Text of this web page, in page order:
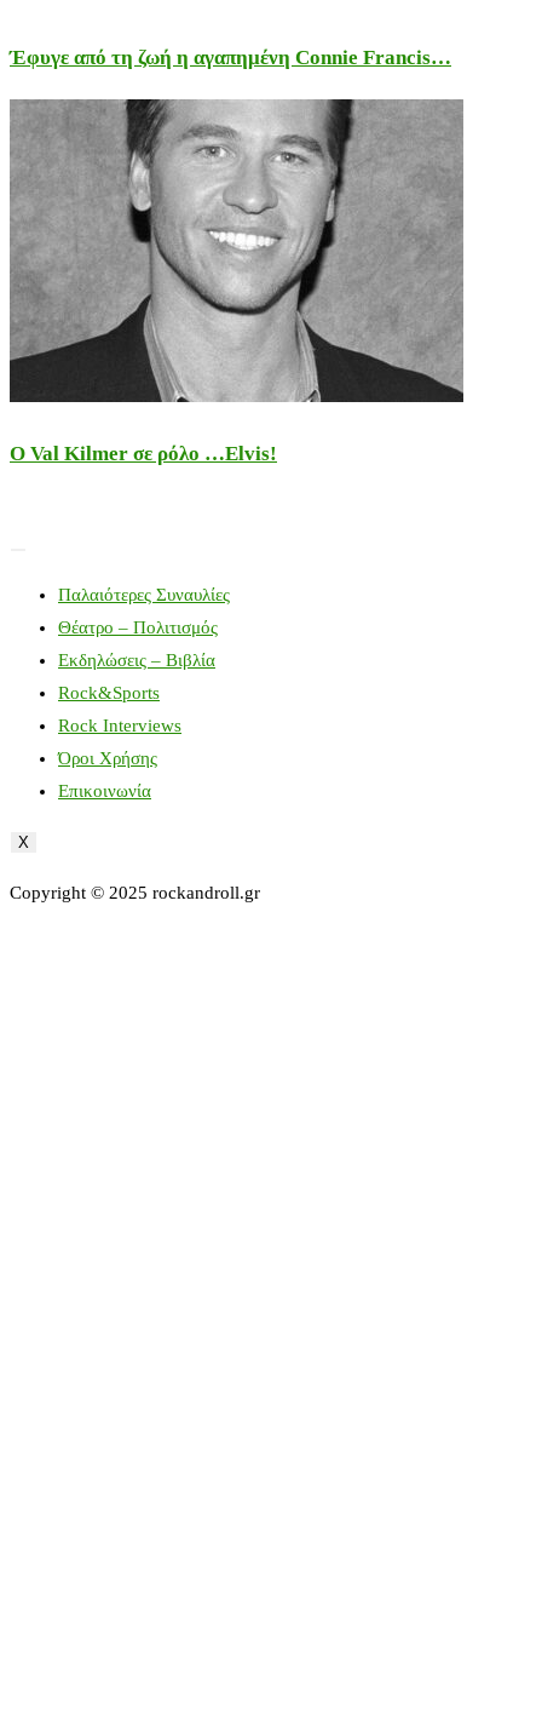
Έφυγε από τη ζωή η αγαπημένη Connie Francis…
Ο Val Kilmer σε ρόλο …Elvis!
Παλαιότερες Συναυλίες
Θέατρο – Πολιτισμός
Εκδηλώσεις – Βιβλία
Rock&Sports
Rock Interviews
Όροι Χρήσης
Επικοινωνία
X
Copyright © 2025 rockandroll.gr